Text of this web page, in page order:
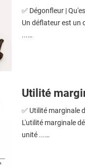
✅ Dégonfleur |
Un déflateur est un
...…
Utilité
✅ Utilité marginale
L'utilité marginale
unité ...…